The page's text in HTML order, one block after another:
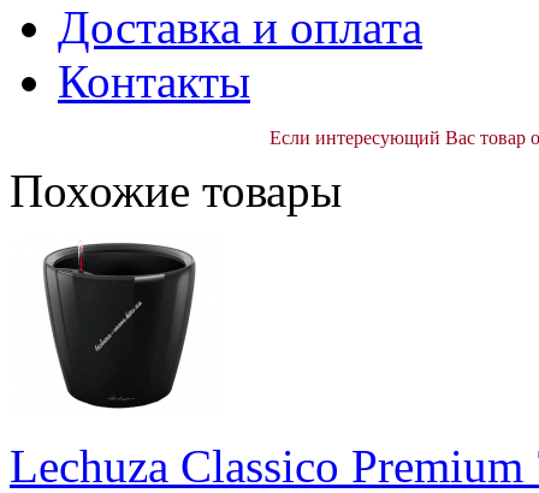
Доставка и оплата
Контакты
Если интересующий Вас товар
Похожие товары
Lechuza Classico